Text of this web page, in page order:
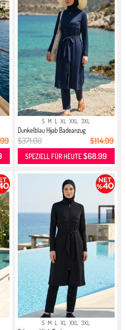
S M L XL XXL 3XL
Dunkelblau Hijab Badeanzug
$371.00 $114.99
SPEZIELL FÜR HEUTE$68.99
S M L XL XXL 3XL